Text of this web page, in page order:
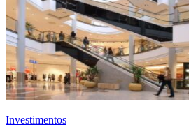
Investimentos